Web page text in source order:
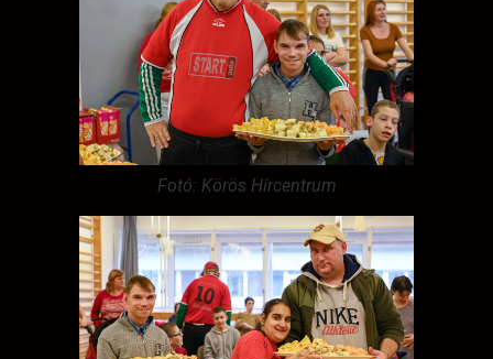
Fotó: Körös Hírcentrum